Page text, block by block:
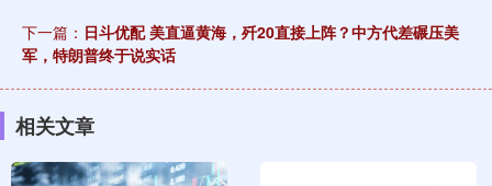
下一篇： 日斗优配 美直逼黄海，歼20直接上阵？中方代差碾压美
军，特朗普终于说实话
相关文章